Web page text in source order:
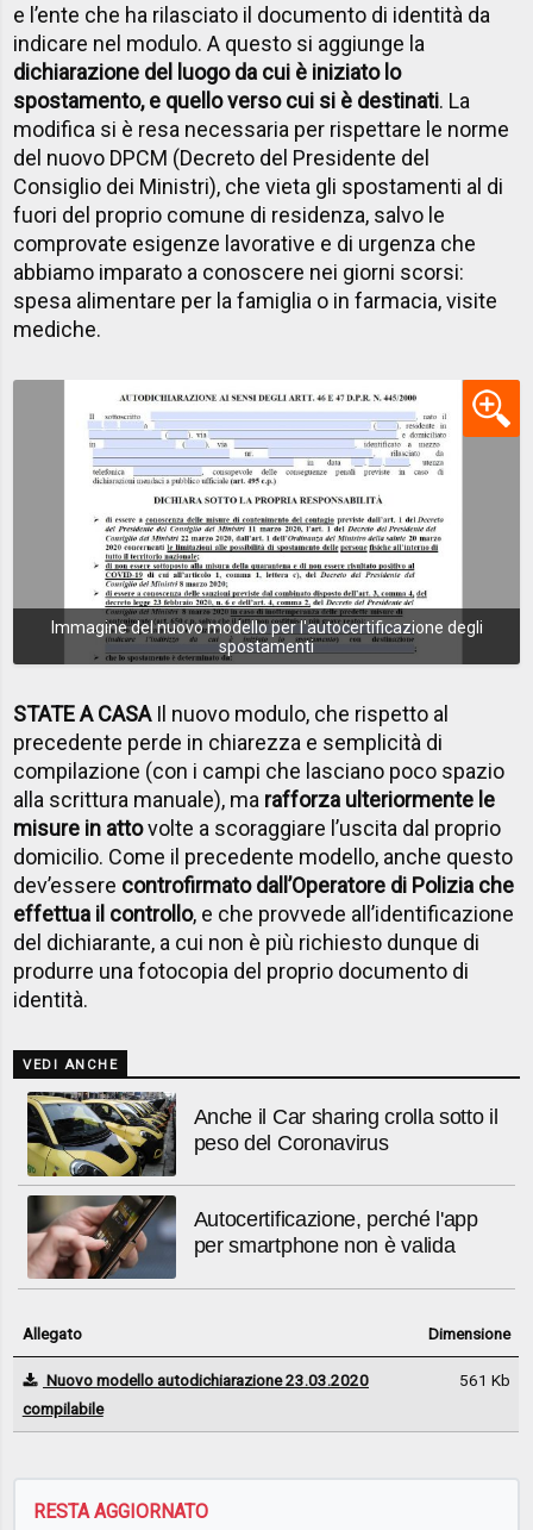
e l’ente che ha rilasciato il documento di identità da
indicare nel modulo. A questo si aggiunge la
dichiarazione del luogo da cui è iniziato lo
spostamento, e quello verso cui si è destinati. La
modifica si è resa necessaria per rispettare le norme
del nuovo DPCM (Decreto del Presidente del
Consiglio dei Ministri), che vieta gli spostamenti al di
fuori del proprio comune di residenza, salvo le
comprovate esigenze lavorative e di urgenza che
abbiamo imparato a conoscere nei giorni scorsi:
spesa alimentare per la famiglia o in farmacia, visite
mediche.
Immagine del nuovo modello per l'autocertificazione degli
spostamenti
STATE A CASAIl nuovo modulo, che rispetto al
precedente perde in chiarezza e semplicità di
compilazione (con i campi che lasciano poco spazio
alla scrittura manuale), ma rafforza ulteriormente le
misure in attovolte a scoraggiare l’uscita dal proprio
domicilio. Come il precedente modello, anche questo
dev’essere controfirmato dall’Operatore di Polizia che
effettua il controllo, e che provvede all’identificazione
del dichiarante, a cui non è più richiesto dunque di
produrre una fotocopia del proprio documento di
identità.
VEDI ANCHE
Anche il Car sharing crolla sotto il
peso del Coronavirus
Autocertificazione, perché l'app
per smartphone non è valida
Allegato Dimensione
Nuovo modello autodichiarazione 23.03.2020
compilabile
561 Kb
RESTA AGGIORNATO